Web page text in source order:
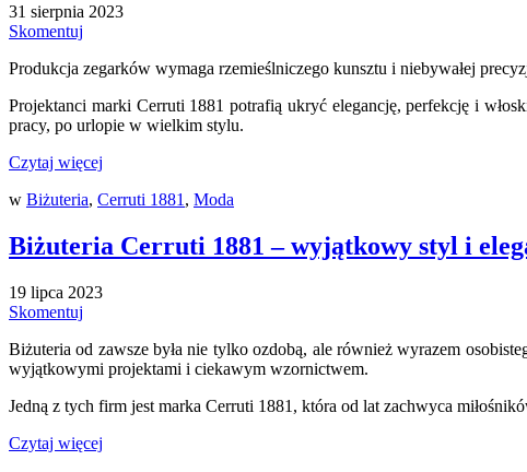
31 sierpnia 2023
Skomentuj
Produkcja zegarków wymaga rzemieślniczego kunsztu i niebywałej
Projektanci marki Cerruti 1881 potrafią ukryć elegancję, perfekcję i
pracy, po urlopie w wielkim stylu.
Czytaj więcej
w Biżuteria, Cerruti 1881 , Moda
Biżuteria Cerruti 1881 – wyjątkowy styl i
19 lipca 2023
Skomentuj
Biżuteria od zawsze była nie tylko ozdobą, ale również wyrazem
wyjątkowymi projektami i ciekawym wzornictwem.
Jedną z tych firm jest marka Cerruti 1881, która od lat zachwyca
Czytaj więcej